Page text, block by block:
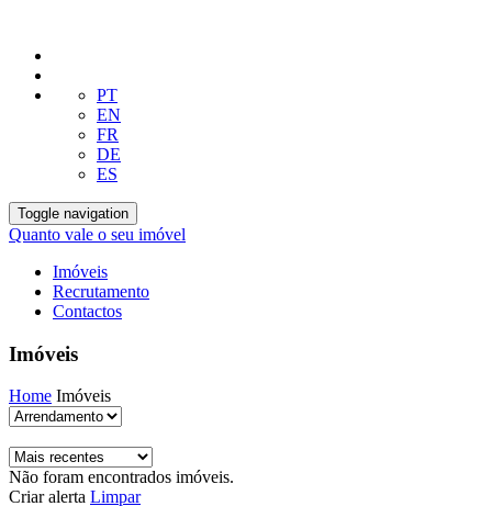
PT
EN
FR
DE
ES
Toggle navigation
Quanto vale o seu imóvel
Imóveis
Recrutamento
Contactos
Imóveis
Home Imóveis
Não foram encontrados imóveis.
Criar alerta Limpar